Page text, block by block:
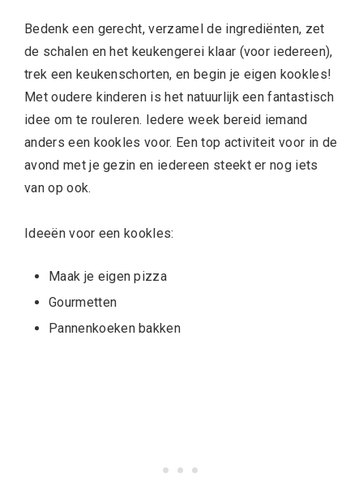
Bedenk een gerecht, verzamel de ingrediënten, zet
de schalen en het keukengerei klaar (voor iedereen),
trek een keukenschorten, en begin je eigen kookles!
Met oudere kinderen is het natuurlijk een fantastisch
idee om te rouleren. Iedere week bereid iemand
anders een kookles voor. Een top activiteit voor in de
avond met je gezin en iedereen steekt er nog iets
van op ook.
Ideeën voor een kookles:
Maak je eigen pizza
Gourmetten
Pannenkoeken bakken